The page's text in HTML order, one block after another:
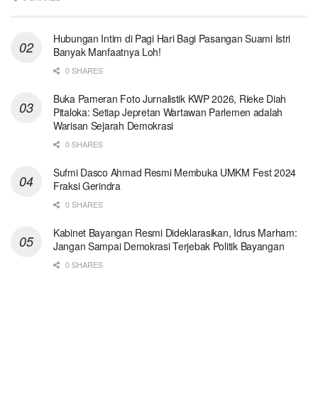
Hubungan Intim di Pagi Hari Bagi Pasangan Suami Istri
Banyak Manfaatnya Loh!
0 SHARES
Buka Pameran Foto Jurnalistik KWP 2026, Rieke Diah
Pitaloka: Setiap Jepretan Wartawan Parlemen adalah
Warisan Sejarah Demokrasi
0 SHARES
Sufmi Dasco Ahmad Resmi Membuka UMKM Fest 2024
Fraksi Gerindra
0 SHARES
Kabinet Bayangan Resmi Dideklarasikan, Idrus Marham:
Jangan Sampai Demokrasi Terjebak Politik Bayangan
0 SHARES